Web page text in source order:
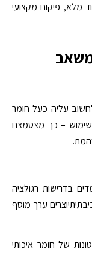
מלא, פיקוח מקצועי
עליה כעל חומר
– כך מצטמצם
בדרישות רגולציה
ערך מוסף
של חומר איכותי